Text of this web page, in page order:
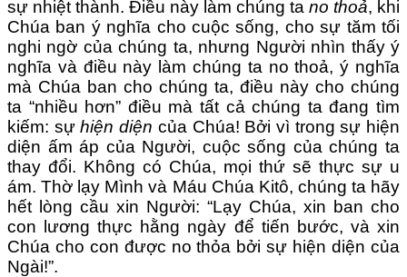
sự nhiệt thành. Điều này làm chúng ta no thoả, khi
Chúa ban ý nghĩa cho cuộc sống, cho sự tăm tối
nghi ngờ của chúng ta, nhưng Người nhìn thấy ý
nghĩa và điều này làm chúng ta no thoả, ý nghĩa
mà Chúa ban cho chúng ta, điều này cho chúng
ta “nhiều hơn” điều mà tất cả chúng ta đang tìm
kiếm: sựhiện diện của Chúa! Bởi vì trong sự hiện
diện ấm áp của Người, cuộc sống của chúng ta
thay đổi. Không có Chúa, mọi thứ sẽ thực sự u
ám. Thờ lạy Mình và Máu Chúa Kitô, chúng ta hãy
hết lòng cầu xin Người: “Lạy Chúa, xin ban cho
con lương thực hằng ngày để tiến bước, và xin
Chúa cho con được no thỏa bởi sự hiện diện của
Ngài!”.